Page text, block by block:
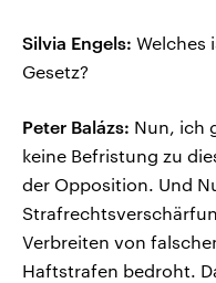
Silvia Engels: Welches
Gesetz?
Peter Balázs: Nun, ich
keine Befristung zu
der Opposition. Und
Verbreiten von
Haftstrafen bedroht.